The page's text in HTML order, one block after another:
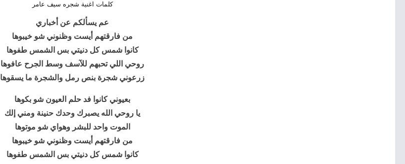
كلمات اغنية شجره سيف عامر
عم يسألكم عن أخباري
من فارقتهم أيست وظنوني شو خيبوها
كانوا شمس كل دنيتي بس الشمس طفوها
روحي اللي تحبهم للآسف وسط الجرح عافوها
زرعوني شجرة بنص رمل والشجرة ما يسقوها
بعيوني كانوا فد حلم العيون شو بكوها
يا روحي الله يصبرك وحدك حنينة ومني إلك
الموت واحد للبشر وهواي شو موتوها
من فارقتهم أيست وظنوني شو خيبوها
كانوا شمس كل دنيتي بس الشمس طفوها